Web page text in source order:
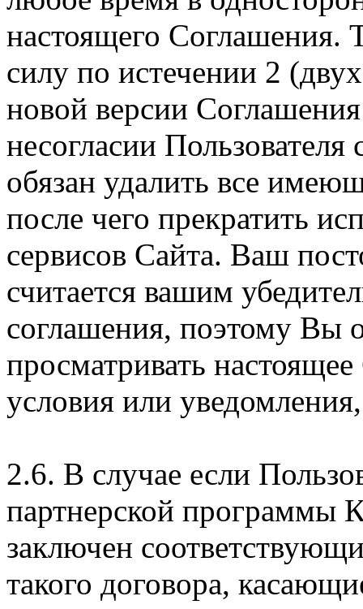
настоящего Соглашения.
силу по истечении 2
новой версии
несогласии
обязан удалить все
после чего прекратить
сервисов Сайта. Ваш
считается вашим
соглашения, поэтому Вы
просматривать
условия или
2.6. В случае если
партнерской программы
заключен
такого договора,